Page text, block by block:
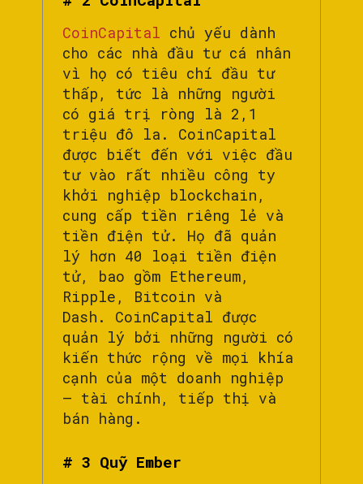
CoinCapital chủ yếu dành
cho các nhà đầu tư cá nhân
vì họ có tiêu chí đầu tư
thấp, tức là những người
có giá trị ròng là 2,1
triệu đô la. CoinCapital
được biết đến với việc đầu
tư vào rất nhiều công ty
khởi nghiệp blockchain,
cung cấp tiền riêng lẻ và
tiền điện tử. Họ đã quản
lý hơn 40 loại tiền điện
tử, bao gồm Ethereum,
Ripple, Bitcoin và
Dash. CoinCapital được
quản lý bởi những người có
kiến ​​thức rộng về mọi khía
cạnh của một doanh nghiệp
– tài chính, tiếp thị và
bán hàng.
# 3 Quỹ Ember